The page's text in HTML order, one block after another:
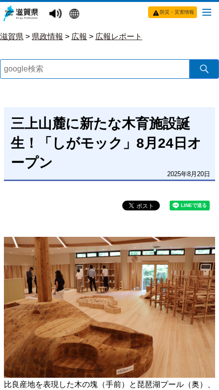
防災・災害情報
滋賀県 > 県政情報 > 広報 > 広報レポート
三上山麓に新たな木育施設誕
生！「しがモック」8月24日オ
ープン
2025年8月20日
比良産地を表現した木の塊（手前）と琵琶湖プール（奥）、